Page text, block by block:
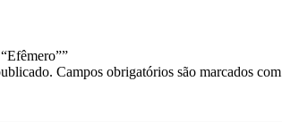
Campos obrigatórios são marcados com